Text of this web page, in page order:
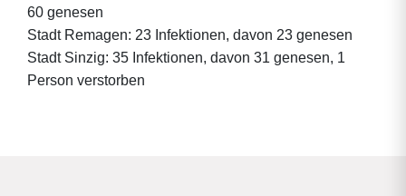
60 genesen
Stadt Remagen: 23 Infektionen, davon 23 genesen
Stadt Sinzig: 35 Infektionen, davon 31 genesen, 1
Person verstorben